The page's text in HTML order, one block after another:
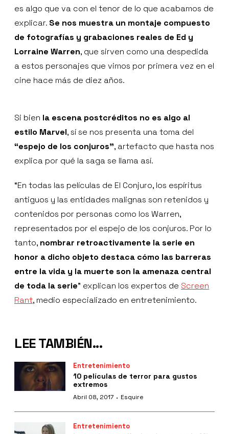
es algo que va con el tenor de lo que acabamos de
explicar. Se nos muestra un montaje compuesto
de fotografías y grabaciones reales de Ed y
Lorraine Warren, que sirven como una despedida
a estos personajes que vimos por primera vez en el
cine hace más de diez años.
Si bien la escena postcréditos no es algo al
estilo Marvel, sí se nos presenta una toma del
“espejo de los conjuros”, artefacto que hasta nos
explica por qué la saga se llama así.
“En todas las películas de El Conjuro, los espíritus
antiguos y las entidades malignas son retenidos y
contenidos por personas como los Warren,
representados por el espejo de los conjuros. Por lo
tanto, nombrar retroactivamente la serie en
honor a dicho objeto destaca cómo las barreras
entre la vida y la muerte son la amenaza central
de toda la serie” explican los expertos de Screen
Rant, medio especializado en entretenimiento.
LEE TAMBIÉN...
Entretenimiento
10 películas de terror para gustos
extremos
Abril 08, 2017 · Esquire
Entretenimiento